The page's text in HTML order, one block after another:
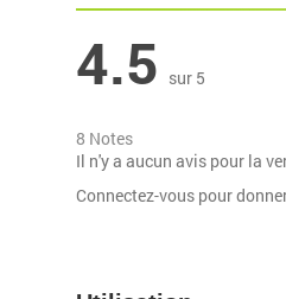
4.5 sur 5
8 Notes
Il n'y a aucun avis pour la
Connectez-vous pour